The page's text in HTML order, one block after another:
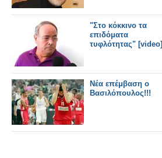
"Στο κόκκινο τα
επιδόματα
τυφλότητας" [video]
Νέα επέμβαση ο
Βασιλόπουλος!!!